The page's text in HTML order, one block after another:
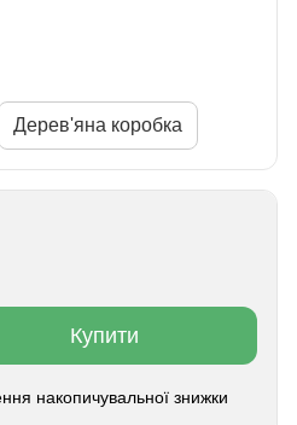
Дерев'яна коробка
Купити
накопичувальної знижки